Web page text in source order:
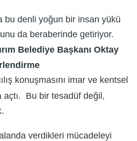
bu denli yoğun bir insan yükü
da beraberinde getiriyor.
Belediye Başkanı Oktay
konuşmasını imar ve kentsel
açtı. Bu bir tesadüf değil,
verdikleri mücadeleyi